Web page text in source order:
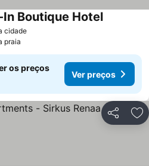
cidade
Boutique Hotel
praia
os preços
Ver preços
Partilhar